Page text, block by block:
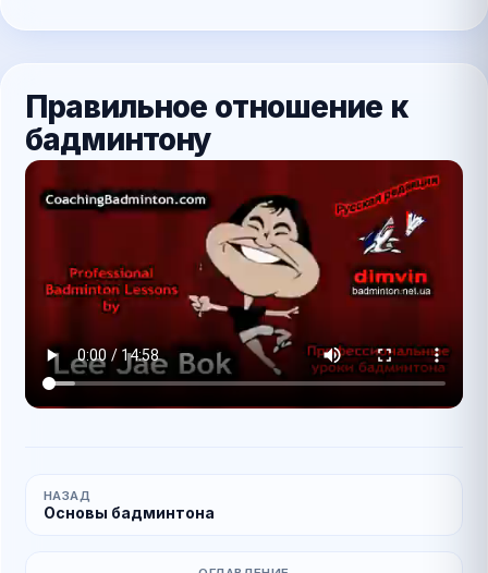
Правильное отношение к
бадминтону
НАЗАД
Основы бадминтона